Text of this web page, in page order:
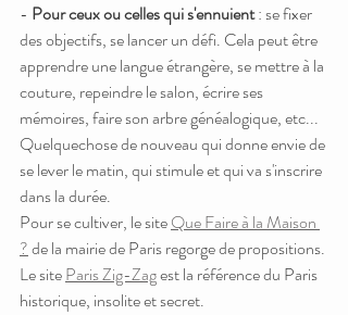
- Pour ceux ou celles qui s'ennuient : se fixer
des objectifs, se lancer un défi. Cela peut être
apprendre une langue étrangère, se mettre à la
couture, repeindre le salon, écrire ses
mémoires, faire son arbre généalogique, etc...
Quelquechose de nouveau qui donne envie de
se lever le matin, qui stimule et qui va s'inscrire
dans la durée.
Pour se cultiver, le site Que Faire à la Maison
? de la mairie de Paris regorge de propositions.
Le site Paris Zig-Zag est la référence du Paris
historique, insolite et secret.